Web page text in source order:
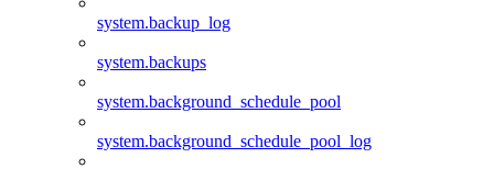
system.backup_log
system.backups
system.background_schedule_pool
system.background_schedule_pool_log